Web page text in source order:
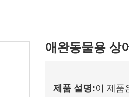
애완동물용 상
제품 설명:이 제품